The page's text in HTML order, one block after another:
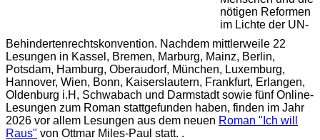
nötigen Reformen
im Lichte der UN-
Behindertenrechtskonvention. Nachdem mittlerweile 22
Lesungen in Kassel, Bremen, Marburg, Mainz, Berlin,
Potsdam, Hamburg, Oberaudorf, München, Luxemburg,
Hannover, Wien, Bonn, Kaiserslautern, Frankfurt, Erlangen,
Oldenburg i.H, Schwabach und Darmstadt sowie fünf Online-
Lesungen zum Roman stattgefunden haben, finden im Jahr
2026 vor allem Lesungen aus dem neuen Roman "Ich will
Raus" von Ottmar Miles-Paul statt. .